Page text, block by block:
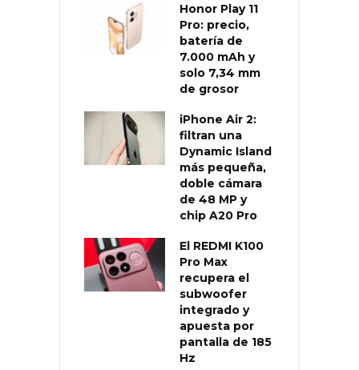
Honor Play 11
Pro: precio,
batería de
7.000 mAh y
solo 7,34 mm
de grosor
iPhone Air 2:
filtran una
Dynamic Island
más pequeña,
doble cámara
de 48 MP y
chip A20 Pro
El REDMI K100
Pro Max
recupera el
subwoofer
integrado y
apuesta por
pantalla de 185
Hz